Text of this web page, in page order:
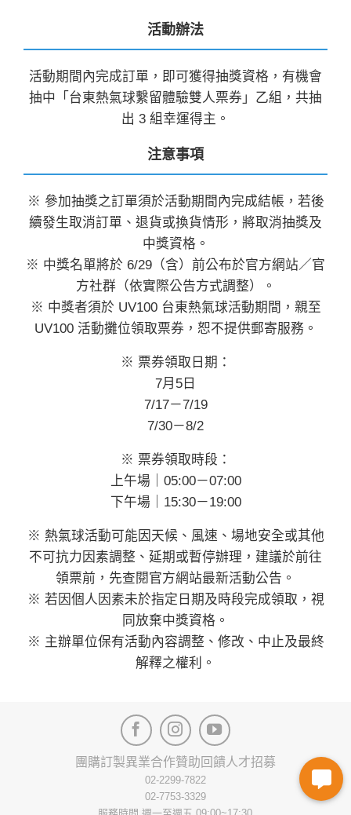
活動辦法
活動期間內完成訂單，即可獲得抽獎資格，有機會
抽中「台東熱氣球繫留體驗雙人票券」乙組，共抽
出 3 組幸運得主。
注意事項
※ 參加抽獎之訂單須於活動期間內完成結帳，若後
續發生取消訂單、退貨或換貨情形，將取消抽獎及
中獎資格。
※ 中獎名單將於 6/29（含）前公布於官方網站／官
方社群（依實際公告方式調整）。
※ 中獎者須於 UV100 台東熱氣球活動期間，親至
UV100 活動攤位領取票券，恕不提供郵寄服務。
※ 票券領取日期：
7月5日
7/17－7/19
7/30－8/2
※ 票券領取時段：
上午場｜05:00－07:00
下午場｜15:30－19:00
※ 熱氣球活動可能因天候、風速、場地安全或其他
不可抗力因素調整、延期或暫停辦理，建議於前往
領票前，先查閱官方網站最新活動公告。
※ 若因個人因素未於指定日期及時段完成領取，視
同放棄中獎資格。
※ 主辦單位保有活動內容調整、修改、中止及最終
解釋之權利。
團購訂製異業合作贊助回饋人才招募
02-2299-7822
02-7753-3329